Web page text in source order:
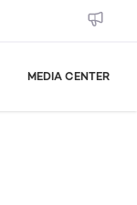
MEDIA CENTER